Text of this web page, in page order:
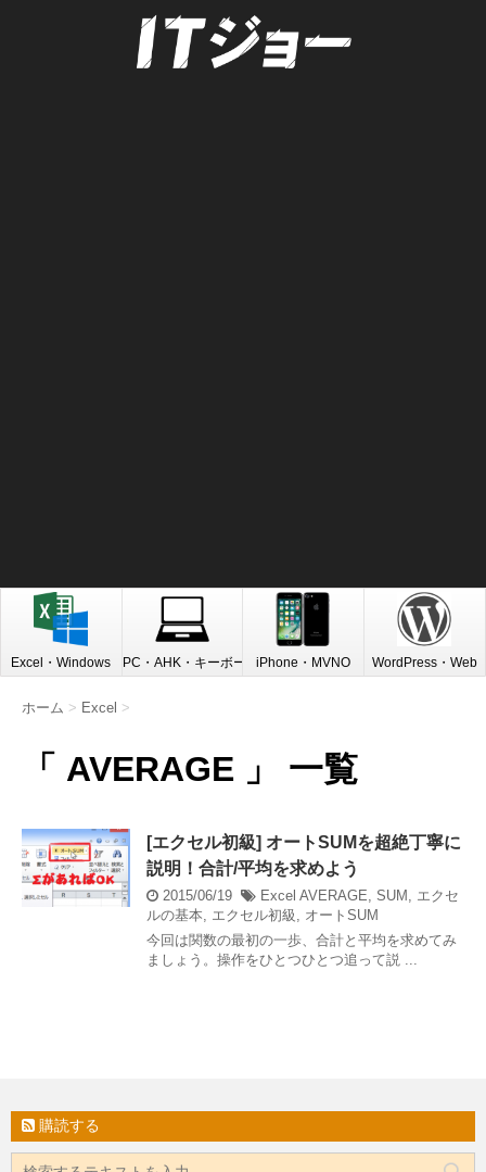
Excel・Windows PC・AHK・キーボードiPhone・MVNO WordPress・Web
ホーム > Excel >
「 AVERAGE 」 一覧
[エクセル初級] オートSUMを超絶丁寧に
説明！合計/平均を求めよう
2015/06/19 Excel AVERAGE SUM
エクセ
ルの基本
エクセル初級
オートSUM
今回は関数の最初の一歩、合計と平均を求めてみ
ましょう。操作をひとつひとつ追って説 ...
購読する